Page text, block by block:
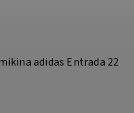
adidas Entrada 22